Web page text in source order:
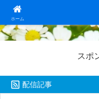
ホーム日本第一！ニュー
スポ
配信記事